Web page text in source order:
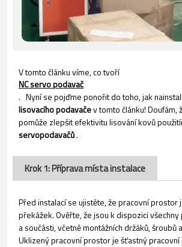
V tomto článku víme, co tvoří
NC servo podavač
.
lisovacího podavačev tomto článku! Doufám,
pomůže zlepšit efektivitu lisování kovů
servopodavačů.
Krok 1: Příprava místa instalace
Před instalací se ujistěte, že pracovní prostor
překážek. Ověřte, že jsou k dispozici
a součásti, včetně montážních držáků, šroubů
Uklizený pracovní prostor je šťastný